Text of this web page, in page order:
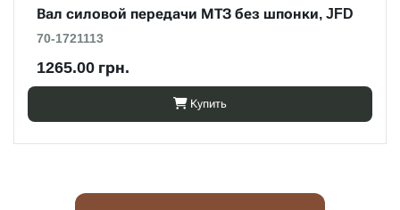
Вал силовой передачи МТЗ без шпонки, JFD
70-1721113
1265.00 грн.
Купить